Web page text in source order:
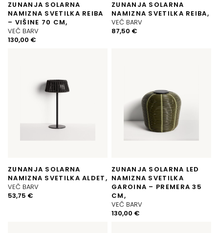
ZUNANJA SOLARNA
NAMIZNA SVETILKA REIBA
– VIŠINE 70 CM,
VEČ BARV
130,00 €
ZUNANJA SOLARNA
NAMIZNA SVETILKA REIBA,
VEČ BARV
87,50 €
ZUNANJA SOLARNA
NAMIZNA SVETILKA ALDET,
VEČ BARV
53,75 €
ZUNANJA SOLARNA LED
NAMIZNA SVETILKA
GAROINA – PREMERA 35
CM,
VEČ BARV
130,00 €